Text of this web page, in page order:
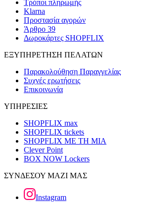
Τρόποι πληρωμής
Klarna
Προστασία αγορών
Άρθρο 39
Δωροκάρτες SHOPFLIX
ΕΞΥΠΗΡΕΤΗΣΗ ΠΕΛΑΤΩΝ
Παρακολούθηση Παραγγελίας
Συχνές ερωτήσεις
Επικοινωνία
ΥΠΗΡΕΣΙΕΣ
SHOPFLIX max
SHOPFLIX tickets
SHOPFLIX ΜΕ ΤΗ ΜΙΑ
Clever Point
BOX NOW Lockers
ΣΥΝΔΕΣΟΥ ΜΑΖΙ ΜΑΣ
Instagram